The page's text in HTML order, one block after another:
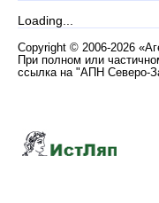
Loading...
Copyright © 2006-2026
При полном или
ссылка на "АПН Северо-